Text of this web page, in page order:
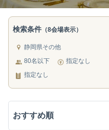
検索条件 （8会場表示）
静岡県その他
80名以下
指定なし
指定なし